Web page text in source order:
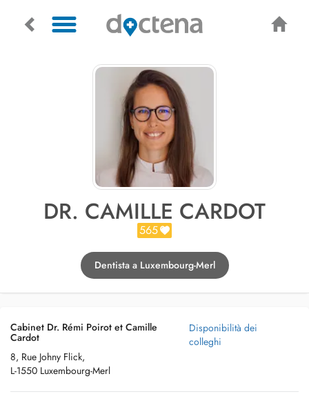
DR. CAMILLE CARDOT
565
Dentista a Luxembourg-Merl
Cabinet Dr. Rémi Poirot et Camille
Cardot
8, Rue Johny Flick,
L-1550 Luxembourg-Merl
Disponibilità dei
colleghi